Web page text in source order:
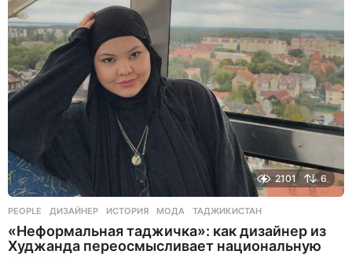
а
д
2101 6
PEOPLE ДИЗАЙНЕР ,ИСТОРИЯ ,МОДА ,ТАДЖИКИСТАН
«Неформальная таджичка»: как дизайнер из
Худжанда переосмысливает национальную